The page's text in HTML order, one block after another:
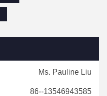
Ms. Pauline Liu
86--13546943585